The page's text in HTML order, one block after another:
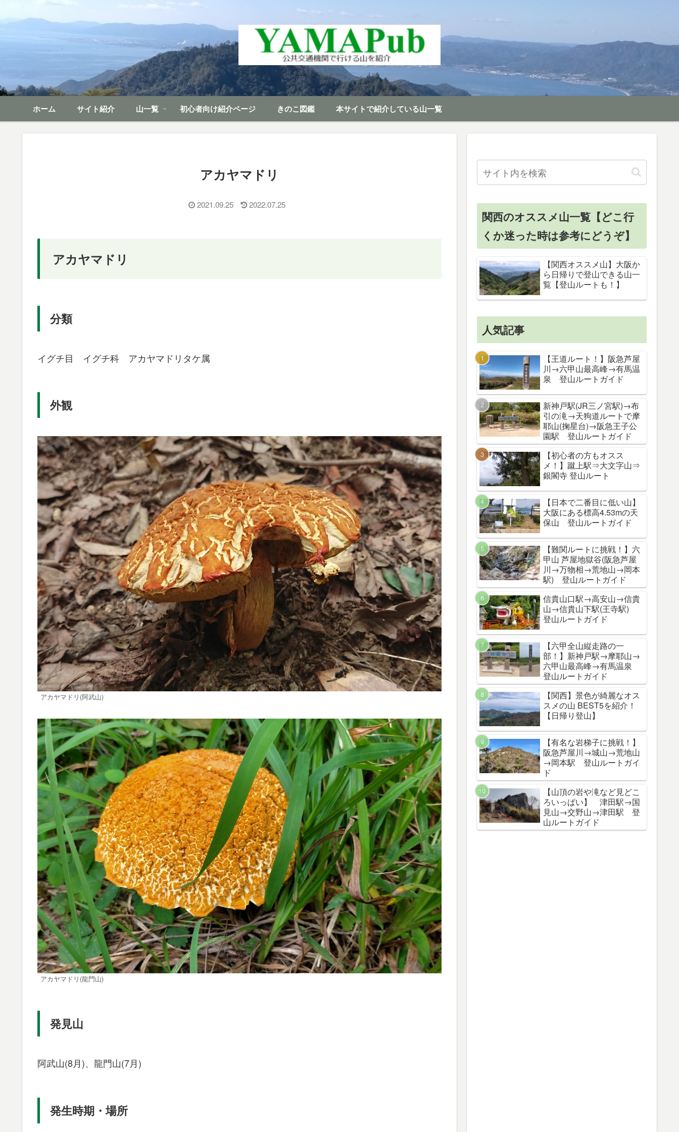
ホーム サイト紹介 山一覧 初心者向け紹介ページ きのこ図鑑 本サイトで紹介している山一覧
アカヤマドリ
2022.07.25
2021.09.25
アカヤマドリ
分類
イグチ目 イグチ科 アカヤマドリタケ属
外観
アカヤマドリ(阿武山)
アカヤマドリ(龍門山)
発見山
阿武山(8月)、龍門山(7月)
発生時期・場所
関西のオススメ山一覧【どこ行
くか迷った時は参考にどうぞ】
【関西オススメ山】大阪か
ら日帰りで登山できる山一
覧【登山ルートも！】
人気記事
【王道ルート！】阪急芦屋
川→六甲山最高峰→有馬温
泉 登山ルートガイド
新神戸駅(JR三ノ宮駅)→布
引の滝→天狗道ルートで摩
耶山(掬星台)→阪急王子公
園駅 登山ルートガイド
【初心者の方もオスス
メ！】蹴上駅⇒大文字山⇒
銀閣寺 登山ルート
【日本で二番目に低い山】
大阪にある標高4.53mの天
保山 登山ルートガイド
【難関ルートに挑戦！】六
甲山 芦屋地獄谷(阪急芦屋
川→万物相→荒地山→岡本
駅) 登山ルートガイド
信貴山口駅→高安山→信貴
山→信貴山下駅(王寺駅)
登山ルートガイド
【六甲全山縦走路の一
部！】新神戸駅→摩耶山→
六甲山最高峰→有馬温泉
登山ルートガイド
【関西】景色が綺麗なオス
スメの山 BEST5を紹介！
【日帰り登山】
【有名な岩梯子に挑戦！】
阪急芦屋川→城山→荒地山
→岡本駅 登山ルートガイ
ド
【山頂の岩や滝など見どこ
ろいっぱい】 津田駅→国
見山→交野山→津田駅 登
山ルートガイド